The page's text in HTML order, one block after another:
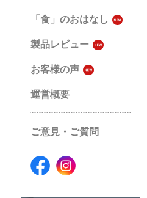
「食」のおはなし
製品レビュー
お客様の声
運営概要
ご意見・ご質問